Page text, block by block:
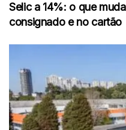
Selic a 14%: o que
consignado e no cartão